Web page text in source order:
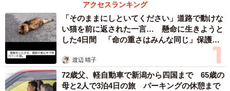
アクセスランキング
「そのままにしといてください」道路で動けな
い猫を前に返された一言… 懸命に生きようと
した4日間 「命の重さはみんな同じ」保護団
渡辺 晴子
72歳父、軽自動車で新潟から四国まで 65歳の
母と2人で3泊4日の旅 パーキングの休憩まで